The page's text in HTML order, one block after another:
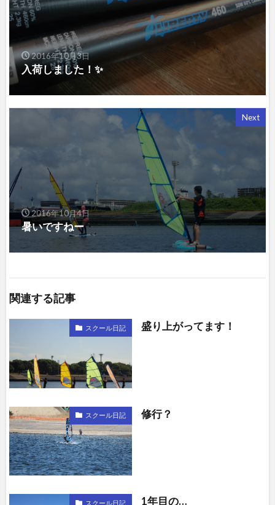
2016年10月3日
入荷しました！✨
Next
2016年10月4日
暑いですねー
関連する記事
スクール日記 盛り上がってます！
スクール日記 修行？
スクール日記 1年目の…